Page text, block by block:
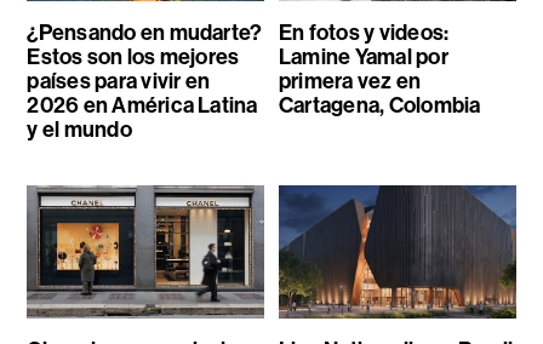
¿Pensando en mudarte?
Estos son los mejores
países para vivir en
2026 en América Latina
y el mundo
En fotos y videos:
Lamine Yamal por
primera vez en
Cartagena, Colombia